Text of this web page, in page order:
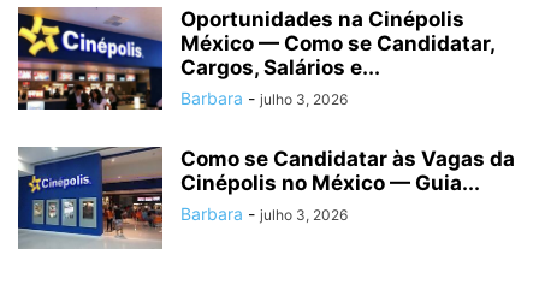
Oportunidades na Cinépolis
México — Como se Candidatar,
Cargos, Salários e...
Barbara - julho 3, 2026
Como se Candidatar às Vagas da
Cinépolis no México — Guia...
Barbara - julho 3, 2026